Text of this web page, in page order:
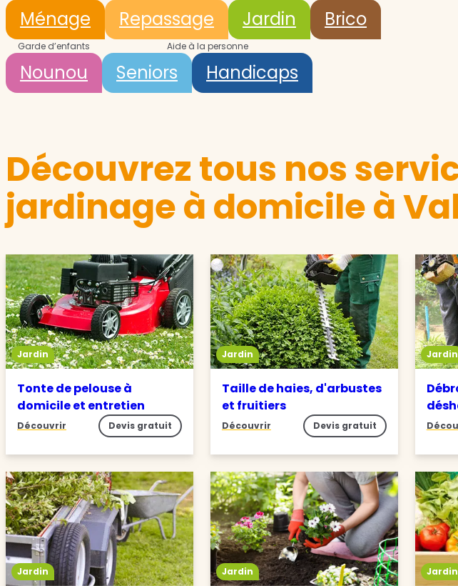
Ménage Repassage Jardin Brico
Garde d’enfants
Nounou
Aide à la personne
Seniors Handicaps
Découvrez tous nos
jardinage à domicile à
Jardin
Tonte de pelouse à
domicile et entretien
Découvrir Devis gratuit
Jardin
Taille de haies, d'arbustes
et fruitiers
Découvrir Devis gratuit
Jardin
Jardin Jardin Jardin